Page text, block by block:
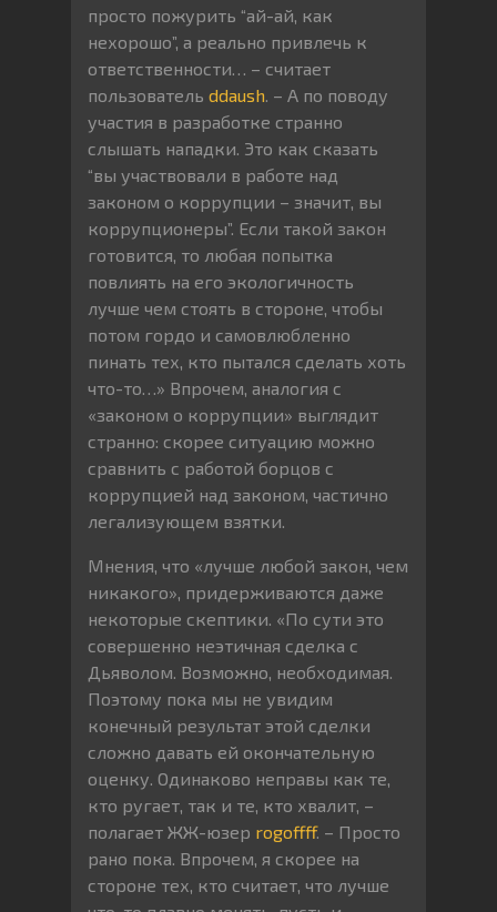
просто пожурить “ай-ай, как
нехорошо”, а реально привлечь к
ответственности… – считает
пользователь ddaush. – А по поводу
участия в разработке странно
слышать нападки. Это как сказать
“вы участвовали в работе над
законом о коррупции – значит, вы
коррупционеры”. Если такой закон
готовится, то любая попытка
повлиять на его экологичность
лучше чем стоять в стороне, чтобы
потом гордо и самовлюбленно
пинать тех, кто пытался сделать хоть
что-то…» Впрочем, аналогия с
«законом о коррупции» выглядит
странно: скорее ситуацию можно
сравнить с работой борцов с
коррупцией над законом, частично
легализующем взятки.
Мнения, что «лучше любой закон, чем
никакого», придерживаются даже
некоторые скептики. «По сути это
совершенно неэтичная сделка с
Дьяволом. Возможно, необходимая.
Поэтому пока мы не увидим
конечный результат этой сделки
сложно давать ей окончательную
оценку. Одинаково неправы как те,
кто ругает, так и те, кто хвалит, –
полагает ЖЖ-юзер rogoffff. – Просто
рано пока. Впрочем, я скорее на
стороне тех, кто считает, что лучше